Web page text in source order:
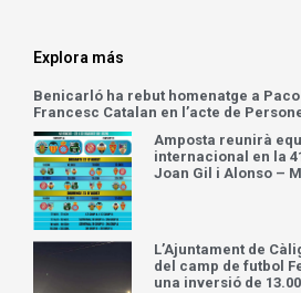
Explora más
Benicarló ha rebut homenatge a
Francesc Catalan en l’acte de
Amposta reunirà
internacional en la
Joan Gil i Alonso –
L’Ajuntament de
del camp de futbol
una inversió de